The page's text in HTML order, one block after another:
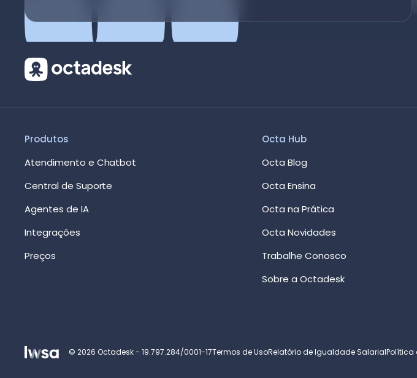
Produtos
Atendimento e Chatbot
Central de Suporte
Agentes de IA
Integrações
Preços
Octa Hub
Octa Blog
Octa Ensina
Octa na Prática
Octa Novidades
Trabalhe Conosco
Sobre a Octadesk
© 2026 Octadesk - 19.797.284/0001-17Termos de UsoRelatório de Igualdade SalarialPolítica